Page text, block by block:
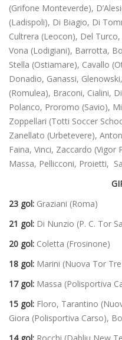
(Grifone Monteverde),
(Ladispoli), Di Biagio, Di
Cultrera (Leocon), Del
Vona (Lodigiani), Barrotta,
Stella (Ostiamare), Cavallo
Donadio, Ganassi,
(Romulea), Braconi, Cialini,
Polanco, Proromo (Savio),
Zoppellari (Totti Soccer
Zanellato (Urbetevere),
Faina, Vinci, Zaccardo
Massa, Pellicconi, Proietti,
23 gol: Graziani (Roma)
21 gol: Di Nunzio (P. C. Tor
20 gol: Coletta (Frosinone)
18 gol: Marini (Nuova Tor
17 gol: Massa (Polisportiva
15 gol: Floro, Tarantino
Giora (Polisportiva Carso),
14 gol: Rocchi (Dabliu New